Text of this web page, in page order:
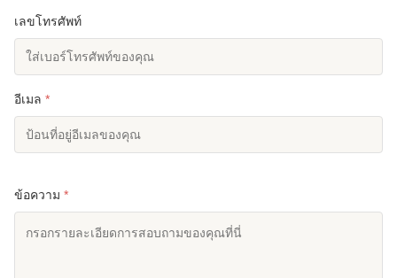
เลขโทรศัพท์
อีเมล *
ข้อความ *